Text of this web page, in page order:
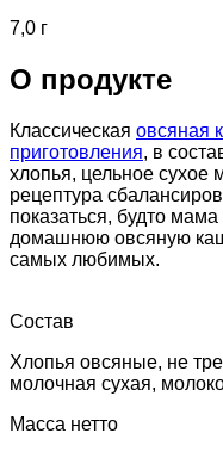
7,0 г
О продукте
Классическая овсяная
приготовления, в
хлопья, цельное сухое
рецептура
показаться, будто
домашнюю овсяную
самых любимых.
Состав
Хлопья овсяные, не
молочная сухая,
Масса нетто